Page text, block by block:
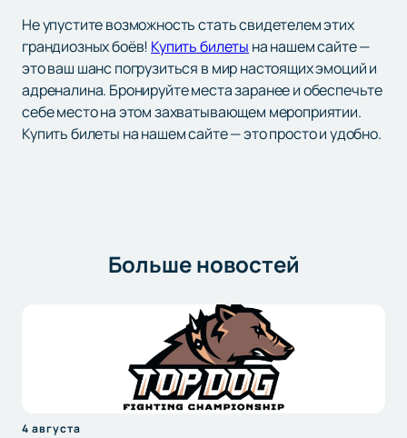
Не упустите возможность стать свидетелем этих
грандиозных боёв! Купить билеты на нашем сайте —
это ваш шанс погрузиться в мир настоящих эмоций и
адреналина. Бронируйте места заранее и обеспечьте
себе место на этом захватывающем мероприятии.
Купить билеты на нашем сайте — это просто и удобно.
Больше новостей
4 августа